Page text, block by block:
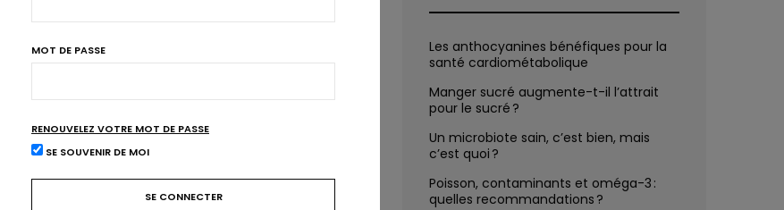
Les anthocyanines bénéfiques pour la
santé cardiométabolique
Manger sucré augmente-t-il l’attrait
pour le sucré ?
Un microbiote sain, c’est bien, mais
c’est quoi ?
Poisson, contaminants et oméga-3 :
quelles recommandations ?
MOT DE PASSE
RENOUVELEZ VOTRE MOT DE PASSE
SE SOUVENIR DE MOI